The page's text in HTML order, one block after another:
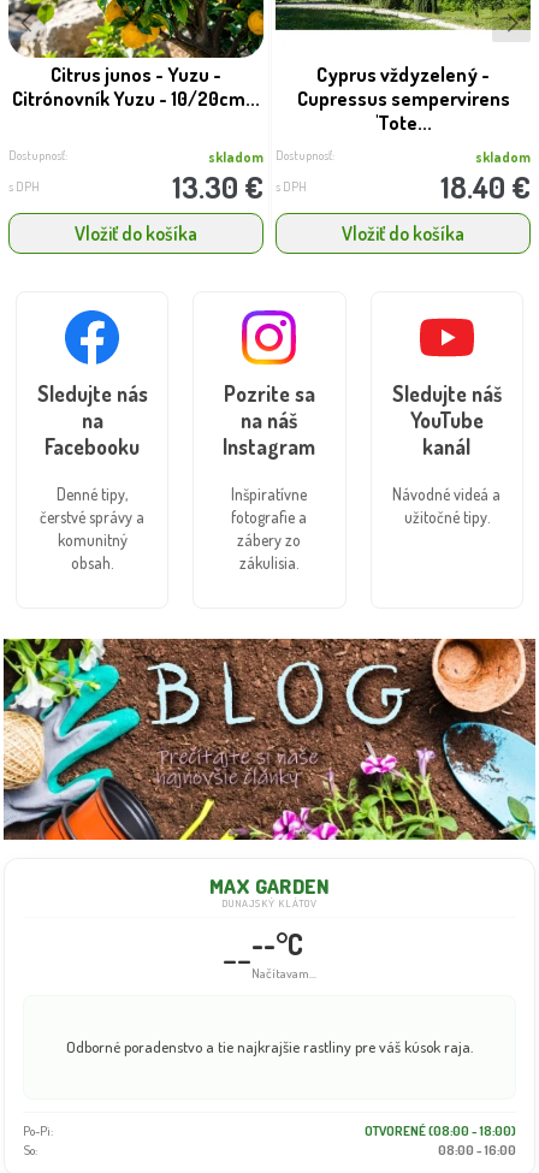
MAX GARDEN
DUNAJSKÝ KLÁTOV
--°C
Info dočasne nedostupné
Odborné poradenstvo a tie najkrajšie rastliny pre váš kúsok raja.
Po-Pi:
OTVORENÉ (08:00 - 18:00)
So:
08:00 - 16:00
Citrus junos - Yuzu -
Citrónovník Yuzu - 10/20cm...
Dostupnosť: skladom
s DPH 13.30 €
Vložiť do košíka
Cyprus vždyzelený -
Cupressus sempervirens
'Tote...
Dostupnosť: skladom
s DPH 18.40 €
Vložiť do košíka
Sledujte nás
na
Facebooku
Denné tipy,
čerstvé správy a
komunitný
obsah.
Pozrite sa
na náš
Instagram
Inšpiratívne
fotografie a
zábery zo
zákulisia.
Sledujte náš
YouTube
kanál
Návodné videá a
užitočné tipy.